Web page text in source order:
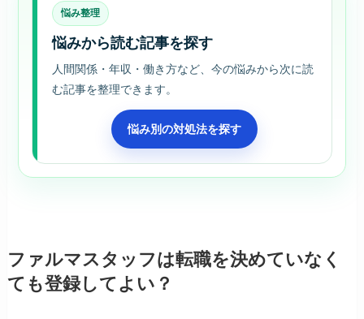
悩み整理
悩みから読む記事を探す
人間関係・年収・働き方など、今の悩みから次に読
む記事を整理できます。
悩み別の対処法を探す
ファルマスタッフは転職を決めていなく
ても登録してよい？